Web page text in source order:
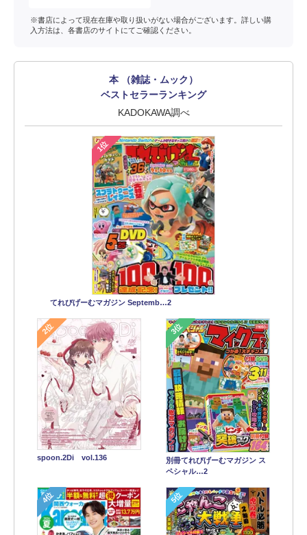
※書店によって現在在庫や取り扱いがない場合がございます。詳しい購
入方法は、各書店のサイトにてご確認ください。
本 （雑誌・ムック）
ベストセラーランキング
KADOKAWA調べ
1位
てれびげーむマガジン Septemb…2
2位
spoon.2Di vol.136
3位
別冊てれびげーむマガジン ス
ペシャル…2
4位 5位